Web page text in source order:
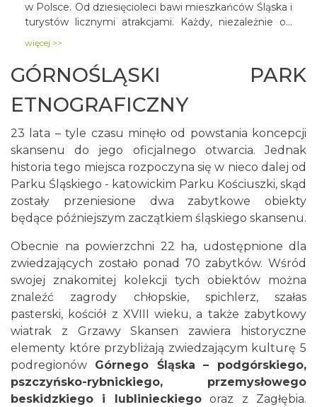
w Polsce. Od dziesięcioleci bawi mieszkańców Śląska i
turystów licznymi atrakcjami. Każdy, niezależnie od
spokojniejszych, rodzinnych rozrywek, po bardzo
ekstremalne doznania. Z najpopularniejszej i
największej w Polsce karuzeli można podziwiać
panoramę okolicy (gondole wznoszą się na ponad 45
m).
więcej >>
GÓRNOŚLĄSKI PARK
ETNOGRAFICZNY
23 lata – tyle czasu minęło od powstania koncepcji
skansenu do jego oficjalnego otwarcia. Jednak
historia tego miejsca rozpoczyna się w nieco dalej od
Parku Śląskiego - katowickim Parku Kościuszki, skąd
zostały przeniesione dwa zabytkowe obiekty
będące późniejszym zaczątkiem śląskiego skansenu.
Obecnie na powierzchni 22 ha, udostępnione dla
zwiedzających zostało ponad 70 zabytków. Wśród
swojej znakomitej kolekcji tych obiektów można
znaleźć zagrody chłopskie, spichlerz, szałas
pasterski, kościół z XVIII wieku, a także zabytkowy
wiatrak z Grzawy Skansen zawiera historyczne
elementy które przybliżają zwiedzającym kulturę 5
podregionów Górnego Śląska – podgórskiego,
pszczyńsko-rybnickiego, przemysłowego
beskidzkiego i lublinieckiegooraz z Zagłębia.